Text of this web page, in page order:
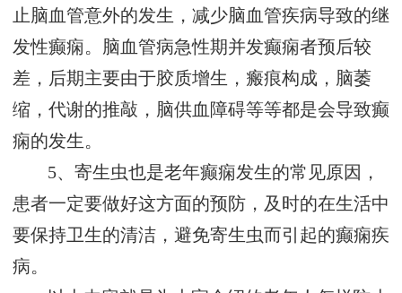
止脑血管意外的发生，减少脑血管疾病导致的继
发性癫痫。脑血管病急性期并发癫痫者预后较
差，后期主要由于胶质增生，瘢痕构成，脑萎
缩，代谢的推敲，脑供血障碍等等都是会导致癫
痫的发生。
5、寄生虫也是老年癫痫发生的常见原因，
患者一定要做好这方面的预防，及时的在生活中
要保持卫生的清洁，避免寄生虫而引起的癫痫疾
病。